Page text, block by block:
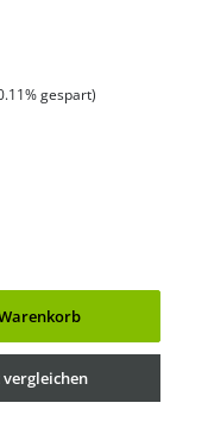
gespart)